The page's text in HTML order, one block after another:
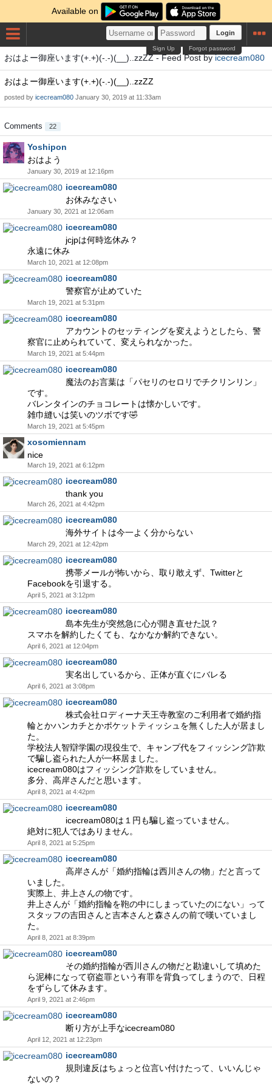
Available on
Login
Forgot password
Sign Up
おはよー御座います(+.+)(-.-)(__)..zzZZ - Feed Post byicecream080
おはよー御座います(+.+)(-.-)(__)..zzZZ
posted by icecream080 January 30, 2019 at 11:33am
Comments 22
Yoshipon
おはよう
January 30, 2019 at 12:16pm
icecream080
お休みなさい
January 30, 2021 at 12:06am
icecream080
jcjpは何時迄休み？
永遠に休み
March 10, 2021 at 12:08pm
icecream080
警察官が止めていた
March 19, 2021 at 5:31pm
icecream080
アカウントのセッティングを変えようとしたら、警
察官に止められていて、変えられなかった。
March 19, 2021 at 5:44pm
icecream080
魔法のお言葉は「パセリのセロリでチクリンリン」
です。
バレンタインのチョコレートは懐かしいです。
雑巾縫いは笑いのツボです🤣
March 19, 2021 at 5:45pm
xosomiennam
nice
March 19, 2021 at 6:12pm
icecream080
thank you
March 26, 2021 at 4:42pm
icecream080
海外サイトは今一よく分からない
March 29, 2021 at 12:42pm
icecream080
携帯メールが怖いから、取り敢えず、Twitterと
Facebookを引退する。
April 5, 2021 at 3:12pm
icecream080
島本先生が突然急に心が開き直せた説？
スマホを解約したくても、なかなか解約できない。
April 6, 2021 at 12:04pm
icecream080
実名出しているから、正体が直ぐにバレる
April 6, 2021 at 3:08pm
icecream080
株式会社ロディーナ天王寺教室のご利用者で婚約指
輪とかハンカチとかポケットティッシュを無くした人が居まし
た。
学校法人智辯学園の現役生で、キャンプ代をフィッシング詐欺
で騙し盗られた人が一杯居ました。
icecream080はフィッシング詐欺をしていません。
多分、高岸さんだと思います。
April 8, 2021 at 4:42pm
icecream080
icecream080は１円も騙し盗っていません。
絶対に犯人ではありません。
April 8, 2021 at 5:25pm
icecream080
高岸さんが「婚約指輪は西川さんの物」だと言って
いました。
実際上、井上さんの物です。
井上さんが「婚約指輪を鞄の中にしまっていたのにない」って
スタッフの吉田さんと吉本さんと森さんの前で嘆いていまし
た。
April 8, 2021 at 8:39pm
icecream080
その婚約指輪が西川さんの物だと勘違いして填めた
ら泥棒になって窃盗罪という有罪を背負ってしまうので、日程
をずらして休みます。
April 9, 2021 at 2:46pm
icecream080
断り方が上手なicecream080
April 12, 2021 at 12:23pm
icecream080
規則違反はちょっと位言い付けたって、いいんじゃ
ないの？